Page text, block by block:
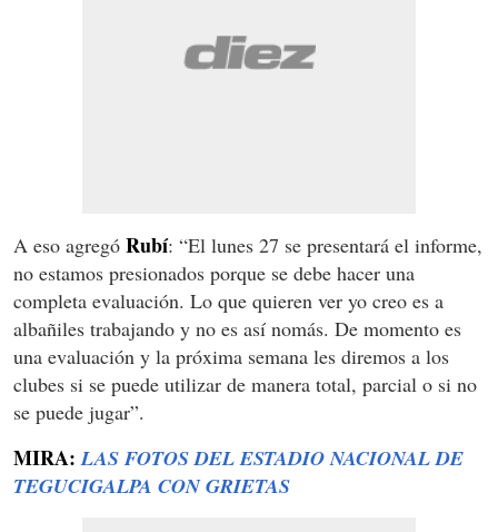
A eso agregó Rubí: “El lunes 27 se presentará el informe,
no estamos presionados porque se debe hacer una
completa evaluación. Lo que quieren ver yo creo es a
albañiles trabajando y no es así nomás. De momento es
una evaluación y la próxima semana les diremos a los
clubes si se puede utilizar de manera total, parcial o si no
se puede jugar”.
MIRA:LAS FOTOS DEL ESTADIO NACIONAL DE
TEGUCIGALPA CON GRIETAS